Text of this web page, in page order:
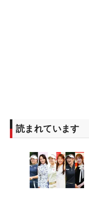
読まれています